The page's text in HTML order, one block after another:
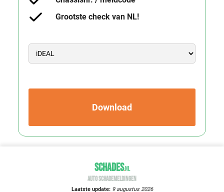
Grootste check van NL!
Download
SCHADES.NL
AUTO SCHADEMELDINGEN
Laatste update: 9 augustus 2026